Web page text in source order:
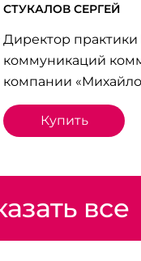
СТУКАЛОВ СЕРГЕЙ
Директор
коммуникаций
компании
Купить
все